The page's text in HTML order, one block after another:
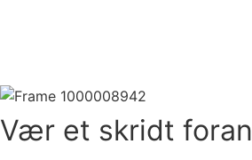
Vær et skridt foran